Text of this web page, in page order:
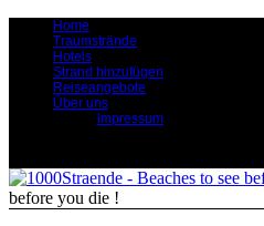
Home
Traumstrände
Hotels
Strand hinzufügen
Reiseangebote
Über uns
Impressum
before you die !